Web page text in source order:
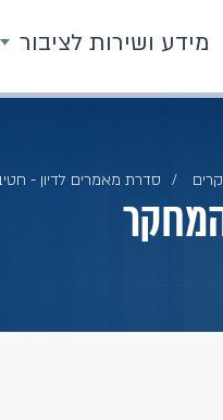
מידע ושירות לציבור
סדרת מאמרים לדיון -